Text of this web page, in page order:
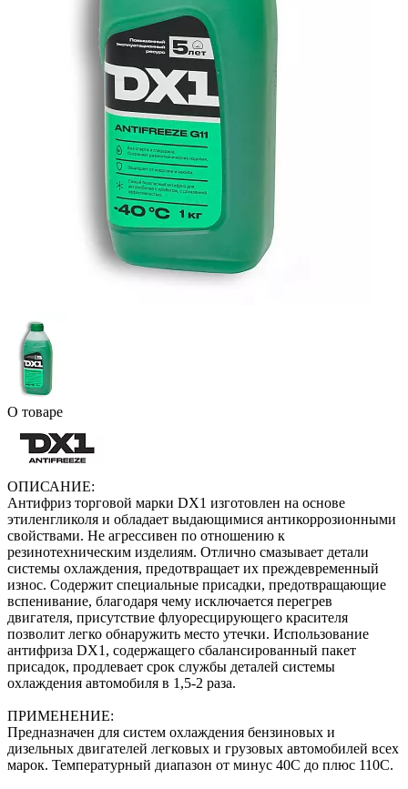
О товаре
ОПИСАНИЕ:
Антифриз торговой марки DX1 изготовлен на основе
этиленгликоля и обладает выдающимися антикоррозионными
свойствами. Не агрессивен по отношению к
резинотехническим изделиям. Отлично смазывает детали
системы охлаждения, предотвращает их преждевременный
износ. Содержит специальные присадки, предотвращающие
вспенивание, благодаря чему исключается перегрев
двигателя, присутствие флуоресцирующего красителя
позволит легко обнаружить место утечки. Использование
антифриза DX1, содержащего сбалансированный пакет
присадок, продлевает срок службы деталей системы
охлаждения автомобиля в 1,5-2 раза.
ПРИМЕНЕНИЕ:
Предназначен для систем охлаждения бензиновых и
дизельных двигателей легковых и грузовых автомобилей всех
марок. Температурный диапазон от минус 40С до плюс 110С.